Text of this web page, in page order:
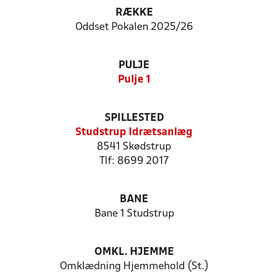
RÆKKE
Oddset Pokalen 2025/26
PULJE
Pulje 1
SPILLESTED
Studstrup Idrætsanlæg
8541 Skødstrup
Tlf: 8699 2017
BANE
Bane 1 Studstrup
OMKL. HJEMME
Omklædning Hjemmehold (St.)